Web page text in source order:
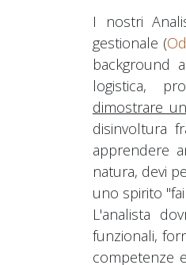
I nostri
gestionale (
background
logistica,
dimostrare
disinvoltura
apprendere
natura, devi
uno spirito
L'analista
funzionali,
competenze